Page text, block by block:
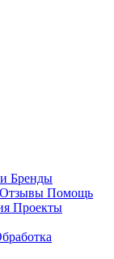
Бренды
Отзывы Помощь
Проекты